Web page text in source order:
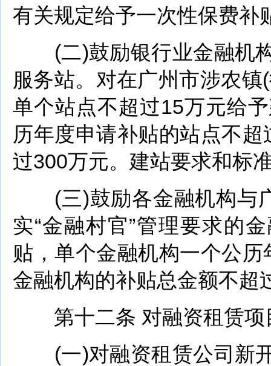
有关规定给予一次性保费补
(二)鼓励银行业金融机构
服务站。对在广州市涉农
单个站点不超过15万元给
历年度申请补贴的站点不
过300万元。建站要求和标
(三)鼓励各金融机构与广
实“金融村官”管理要求的
贴，单个金融机构一个公
金融机构的补贴总金额不超
第十二条 对融资租赁项
(一)对融资租赁公司新开